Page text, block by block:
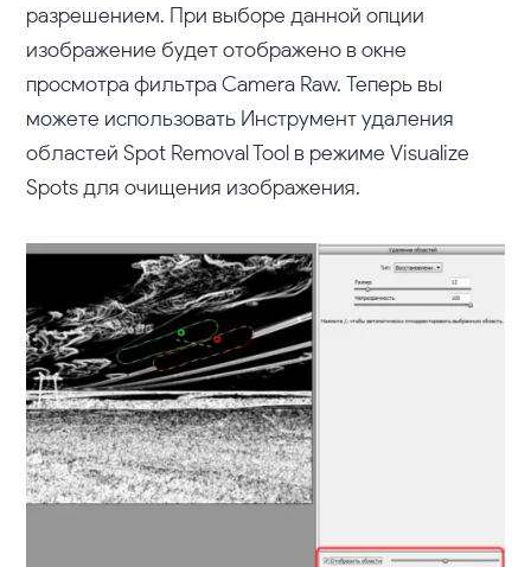
разрешением. При выборе данной опции
изображение будет отображено в окне
просмотра фильтра Camera Raw. Теперь вы
можете использовать Инструмент удаления
областей Spot Removal Tool в режиме Visualize
Spots для очищения изображения.